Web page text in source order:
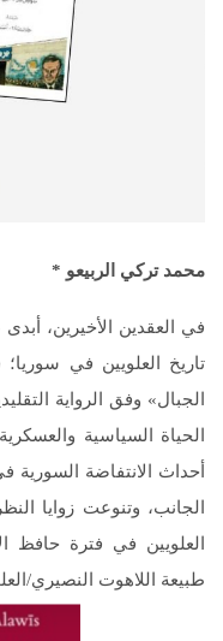
محمد تركي الربيعو *
في العقدين الأخيرين، أبدى
تاريخ العلويين في
الجبال» وفق الرواية
الحياة السياسية
الجانب، وتنوعت زوايا
العلويين في فترة حافظ
طبيعة اللاهوت النصيري/